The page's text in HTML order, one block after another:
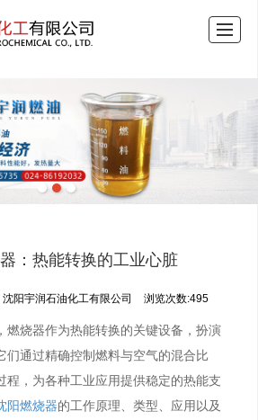
油燃油锅炉 燃烧器 案例展示新闻中心 联系我们
：热能转换的工业心脏
沈阳宇润石油化工有限公司 浏览次数:495
燃烧器作为热能转换的关键设备，扮演
们通过精确控制燃料与空气的混合比
程，为各种工业应用提供稳定的热能支
阳燃烧器的工作原理、类型、应用以及